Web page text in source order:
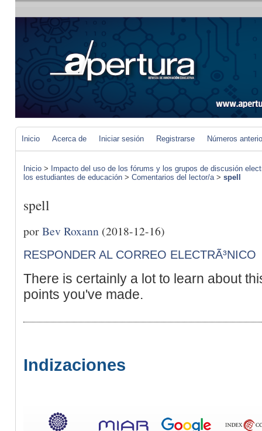
Inicio Acerca de Iniciar sesión Registrarse Números
Inicio > Impacto del uso de los fórums y los grupos de discusión
los estudiantes de educación > Comentarios del lector/a> spell
spell
porBev Roxann (2018-12-16)
RESPONDER AL CORREO ELECTRÃ³NICO
There is certainly a lot to learn about
points you've made.
Indizaciones